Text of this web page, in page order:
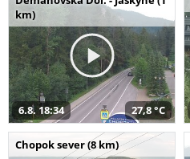
km)
6.8. 18:34 27,8 °C
Chopok sever (8 km)